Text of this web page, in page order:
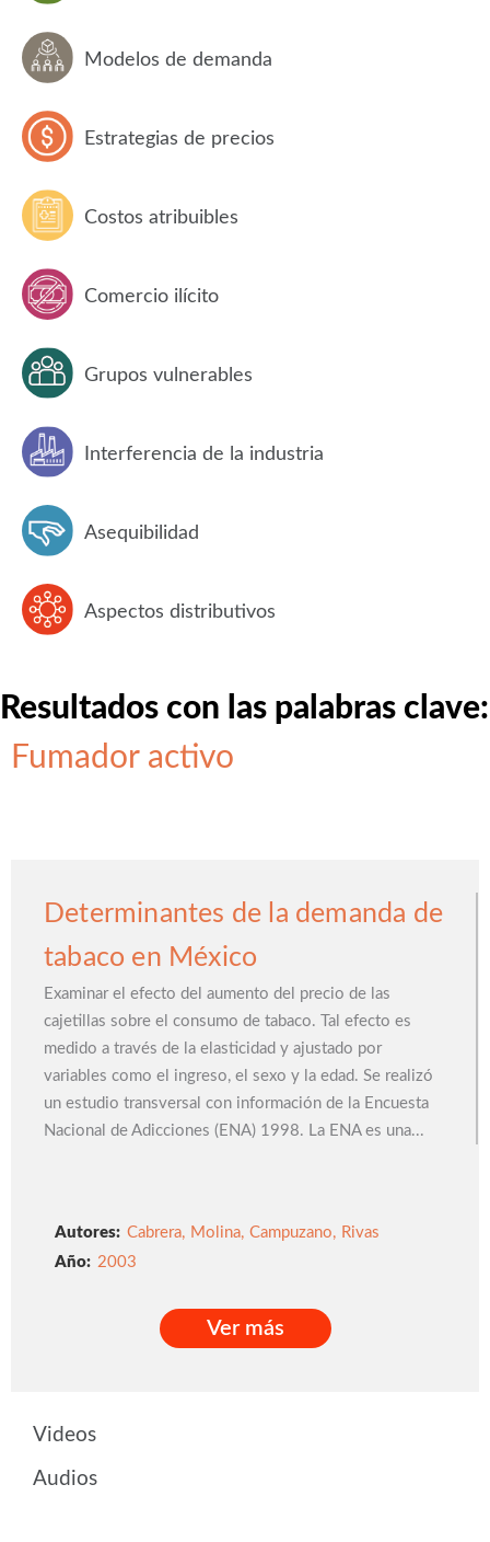
Modelos de demanda
Estrategias de precios
Costos atribuibles
Comercio ilícito
Grupos vulnerables
Interferencia de la industria
Asequibilidad
Aspectos distributivos
Resultados con las palabras clave:
Fumador activo
Determinantes de la demanda de
tabaco en México
Examinar el efecto del aumento del precio de las
cajetillas sobre el consumo de tabaco. Tal efecto es
medido a través de la elasticidad y ajustado por
variables como el ingreso, el sexo y la edad. Se realizó
un estudio transversal con información de la Encuesta
Nacional de Adicciones (ENA) 1998. La ENA es una...
Autores: Cabrera, Molina, Campuzano, Rivas
2003
Ver más
Videos
Audios